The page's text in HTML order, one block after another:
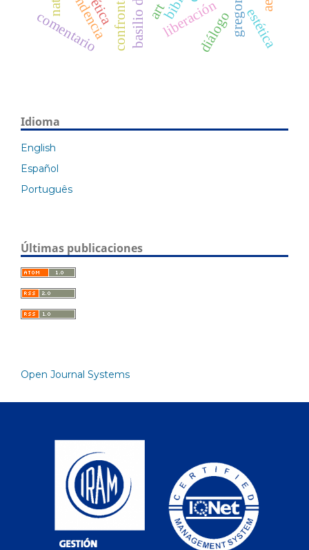
liberación
diálogo
ética
comentario art estética
Idioma
English
Español
Português
Últimas publicaciones
Open Journal Systems